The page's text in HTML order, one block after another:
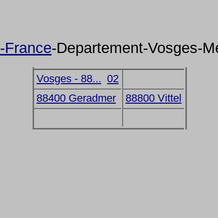
France-Departement-Vosges-
Vosges - 88... 02
88400 Geradmer
88800 Vittel